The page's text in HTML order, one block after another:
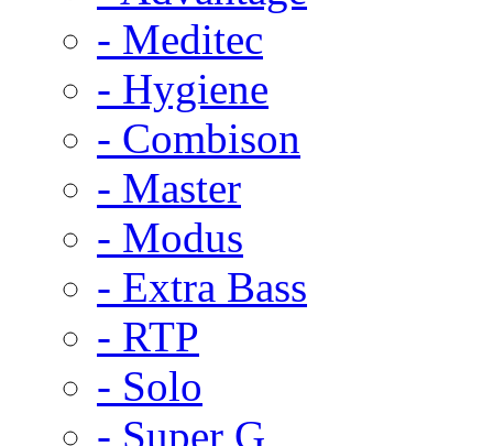
- Meditec
- Hygiene
- Combison
- Master
- Modus
- Extra Bass
- RTP
- Solo
- Super G